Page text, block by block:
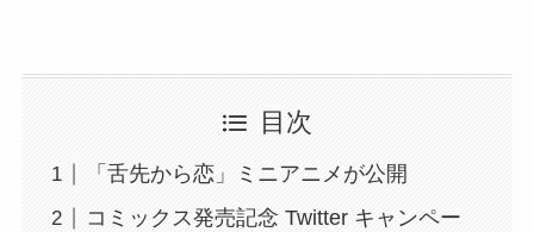
目次
「舌先から恋」ミニアニメが公開
コミックス発売記念 Twitter キャンペー